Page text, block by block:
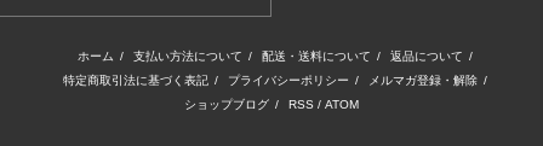
ホーム / 支払い方法について / 配送・送料について / 返品について /
特定商取引法に基づく表記 / プライバシーポリシー / メルマガ登録・解除 /
ショップブログ / RSS / ATOM